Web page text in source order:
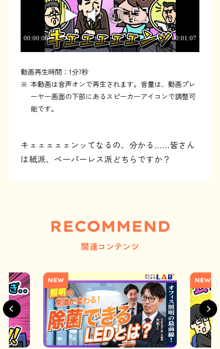
動画再生時間：1分7秒
※ 本動画は音声オンで再生されます。音量は、動画プレ
ーヤー画面の下部にあるスピーカーアイコンで調整可
能です。
キェェェェェンッてなるの、分かる……皆さん
は紙派、ペーパーレス派どちらですか？
RECOMMEND
関連コンテンツ
NEW NEW